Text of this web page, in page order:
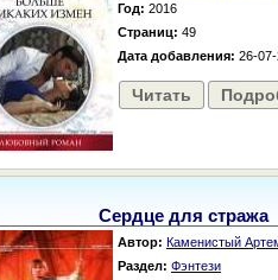
Год: 2016
Страниц: 49
Дата добавления: 26-
Читать
Сердце для стража
Автор: Каменистый
Раздел: Фэнтези